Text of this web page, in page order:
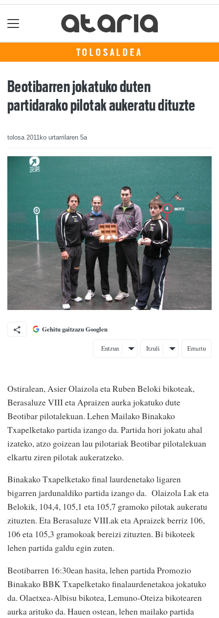
TOLOSALDEA
Beotibarren jokatuko duten
partidarako pilotak aukeratu dituzte
tolosa 2011ko urtarrilaren 5a
Gehitu gaitzazu Googlen
Entzun Itzuli Erraztu
Ostiralean, Asier Olaizola eta Ruben Beloki bikoteak,
Berasaluze VIII eta Apraizen aurka jokatuko dute
Beotibar pilotalekuan. Lehen Mailako Binakako
Txapelketako partida izango da. Partida hori jokatu ahal
izateko, atzo goizean lau pilotariak Beotibar pilotalekuan
elkartu ziren pilotak aukeratzeko.
Binakako Txapelketako final laurdenetako ligaren
bigarren jardunaldiko partida izango da. Olaizola I.ak eta
Belokik, 104,4, 105,1 eta 105,7 gramoko pilotak aukeratu
zituzten. Eta Berasaluze VIII.ak eta Apraizek berriz 106,
106 eta 105,3 gramokoak bereizi zituzten. Bi bikoteek
lehen partida galdu egin zuten.
Beotibarren 16:30ean hasita, lehen partida Promozio
Binakako BBK Txapelketako finalaurdenetakoa jokatuko
da. Olaetxea-Albisu bikotea, Lemuno-Oteiza bikotearen
aurka arituko da. Hauen ostean, lehen mailako partida